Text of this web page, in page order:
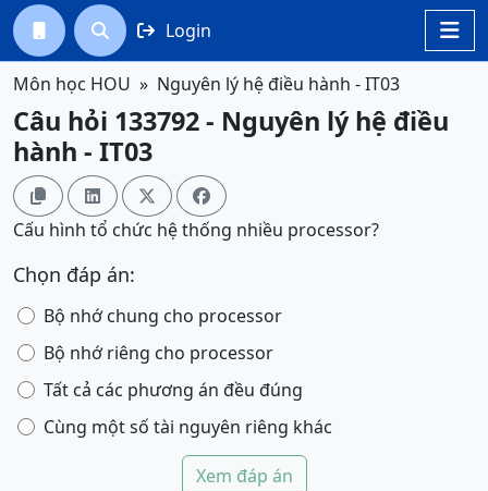

  Login
Môn học HOU Nguyên lý hệ điều hành - IT03
Câu hỏi 133792 - Nguyên lý hệ điều
hành - IT03
   
Cấu hình tổ chức hệ thống nhiều processor?
Chọn đáp án:
Bộ nhớ chung cho processor
Bộ nhớ riêng cho processor
Tất cả các phương án đều đúng
Cùng một số tài nguyên riêng khác
Xem đáp án